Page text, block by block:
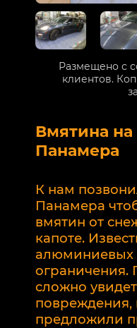
Вмятина
Панамера
К нам
Панамера
вмятин от
капоте.
алюминиевых
ограничения.
сложно
повреждения,
предложили
Размещено с
клиентов.